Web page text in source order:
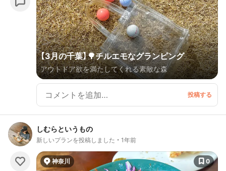
【3月の千葉】🌳チルエモなグランピング
アウトドア欲を満たしてくれる素敵な森
しむらというもの
新しいプランを投稿しました 1年前
神奈川 0